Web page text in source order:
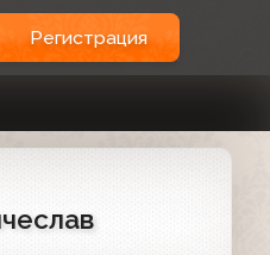
Регистрация